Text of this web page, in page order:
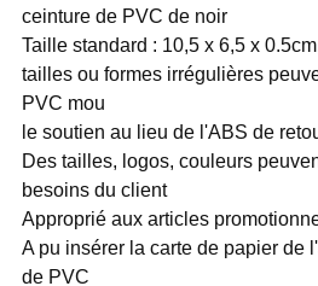
ceinture de PVC de noir
Taille standard : 10,5 x 6,5 x
tailles ou formes irrégulières
PVC mou
le soutien au lieu de l'ABS de
Des tailles, logos, couleurs
besoins du client
Approprié aux articles
A pu insérer la carte de papier de
de PVC